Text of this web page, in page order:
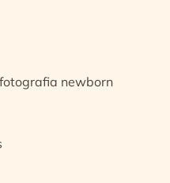
newborn